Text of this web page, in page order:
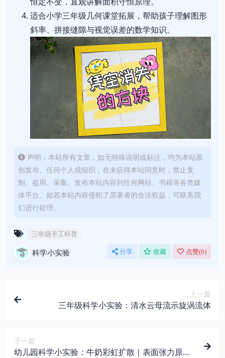
适合小学三年级几何课堂拓展，帮助孩子理解图形
斜率、拼接缝隙与视觉误差的数学知识。
声明：本站所有文章，如无特殊说明或标注，均为本站原
创发布。任何个人或组织，在未征得本站同意时，禁止复
制、盗用、采集、发布本站内容到任何网站、书籍等各类媒
体平台。如若本站内容侵犯了原著者的合法权益，可联系我
们进行处理。
三年级手工科普
科学小实验 分享 收藏 点赞(0)
上一篇
三年级科学小实验：清水云母流示旋涡流体
下一篇
幼儿园科学小实验：牛奶彩虹扩散｜表面张力原理